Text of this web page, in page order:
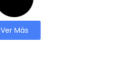
Ver Más